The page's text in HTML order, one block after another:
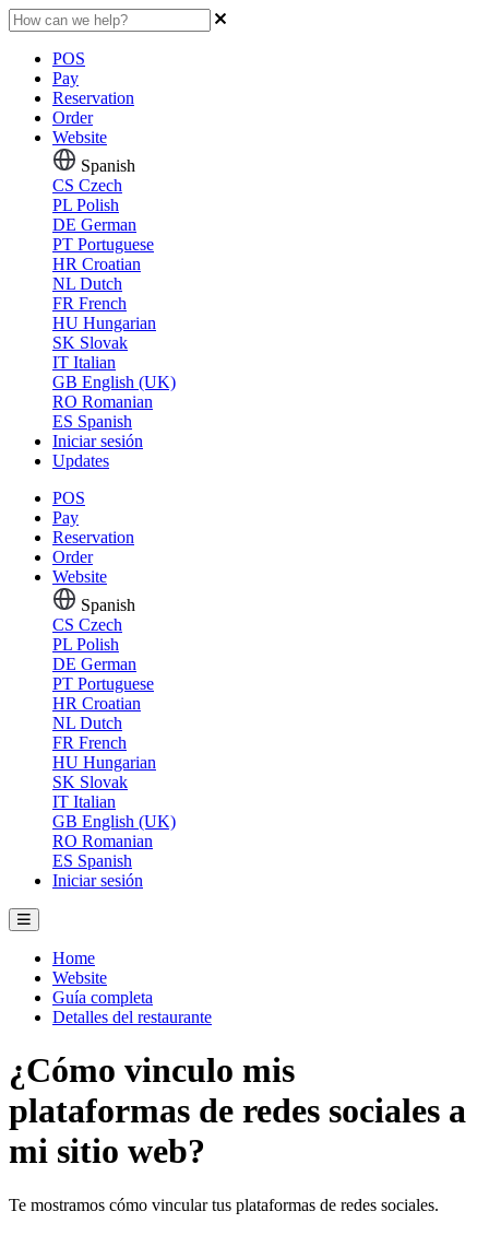
POS
Pay
Reservation
Order
Website
Spanish
CS Czech
PL Polish
DE German
PT Portuguese
HR Croatian
NL Dutch
FR French
HU Hungarian
SK Slovak
IT Italian
GB English (UK)
RO Romanian
ES Spanish
Iniciar sesión
Updates
POS
Pay
Reservation
Order
Website
Spanish
CS Czech
PL Polish
DE German
PT Portuguese
HR Croatian
NL Dutch
FR French
HU Hungarian
SK Slovak
IT Italian
GB English (UK)
RO Romanian
ES Spanish
Iniciar sesión
Home
Website
Guí­a completa
Detalles del restaurante
¿Cómo vinculo mis
plataformas de redes sociales a
mi sitio web?
Te mostramos cómo vincular tus plataformas de redes sociales.